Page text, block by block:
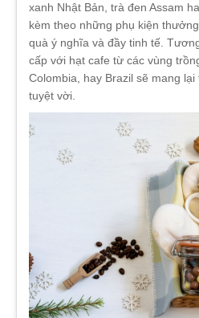
xanh Nhật Bản, trà đen Assam
kèm theo những phụ kiện
quà ý nghĩa và đầy tinh tế.
cấp với hạt cafe từ các vùng
Colombia, hay Brazil sẽ mang
tuyệt vời.